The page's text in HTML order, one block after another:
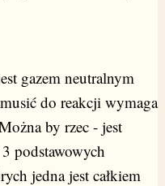
gazem neutralnym
do reakcji wymaga
by rzec - jest
podstawowych
jedna jest całkiem